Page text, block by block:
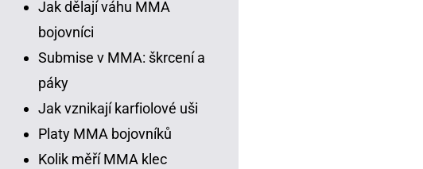
Jak dělají váhu MMA
bojovníci
Submise v MMA: škrcení a
páky
Jak vznikají karfiolové uši
Platy MMA bojovníků
Kolik měří MMA klec